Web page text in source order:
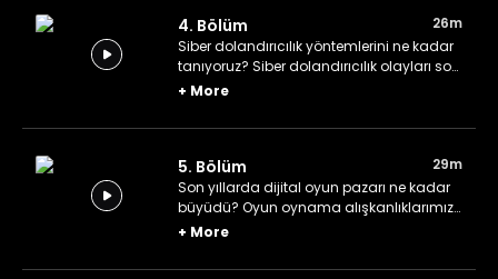
4. Bölüm
26m
Siber dolandırıcılık yöntemlerini ne kadar
tanıyoruz? Siber dolandırıcılık olayları son
yıllarda neden bu kadar arttı?
eğitebiliriz?
+ More
5. Bölüm
29m
Son yıllarda dijital oyun pazarı ne kadar
büyüdü? Oyun oynama alışkanlıklarımız
nasıl değişti? Çocuklarımızın yaşlarına
+ More